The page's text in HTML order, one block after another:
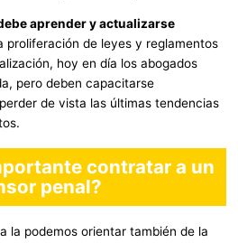
aprender y actualizarse
proliferación de leyes y reglamentos
hoy en día los abogados
pero deben capacitarse
de vista las últimas tendencias
contratar a un
penal?
la podemos orientar también de la